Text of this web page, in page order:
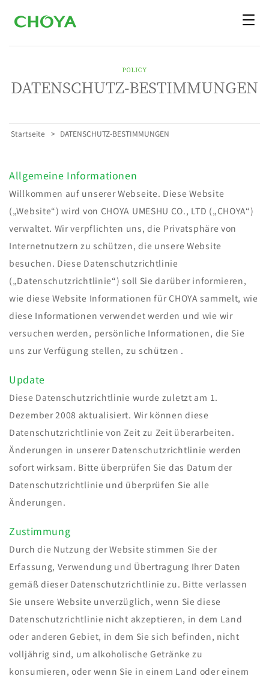
DATENSCHUTZ-BESTIMMUNGEN
Startseite DATENSCHUTZ-BESTIMMUNGEN
Allgemeine Informationen
Willkommen auf unserer Webseite. Diese Website
(„Website“) wird von CHOYA UMESHU CO., LTD („CHOYA“)
verwaltet. Wir verpflichten uns, die Privatsphäre von
Internetnutzern zu schützen, die unsere Website
besuchen. Diese Datenschutzrichtlinie
(„Datenschutzrichtlinie“) soll Sie darüber informieren,
wie diese Website Informationen für CHOYA sammelt, wie
diese Informationen verwendet werden und wie wir
versuchen werden, persönliche Informationen, die Sie
uns zur Verfügung stellen, zu schützen .
Update
Diese Datenschutzrichtlinie wurde zuletzt am 1.
Dezember 2008 aktualisiert. Wir können diese
Datenschutzrichtlinie von Zeit zu Zeit überarbeiten.
Änderungen in unserer Datenschutzrichtlinie werden
sofort wirksam. Bitte überprüfen Sie das Datum der
Datenschutzrichtlinie und überprüfen Sie alle
Änderungen.
Zustimmung
Durch die Nutzung der Website stimmen Sie der
Erfassung, Verwendung und Übertragung Ihrer Daten
gemäß dieser Datenschutzrichtlinie zu. Bitte verlassen
Sie unsere Website unverzüglich, wenn Sie diese
Datenschutzrichtlinie nicht akzeptieren, in dem Land
oder anderen Gebiet, in dem Sie sich befinden, nicht
volljährig sind, um alkoholische Getränke zu
konsumieren, oder wenn Sie in einem Land oder einem